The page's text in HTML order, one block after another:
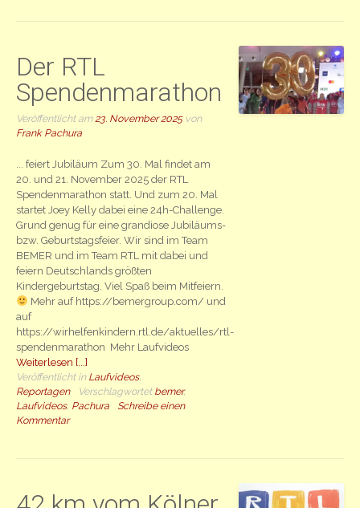
Der RTL
Spendenmarathon
Veröffentlicht am23. November 2025von
Frank Pachura
... feiert Jubiläum Zum 30. Mal findet am
20. und 21. November 2025 der RTL
Spendenmarathon statt. Und zum 20. Mal
startet Joey Kelly dabei eine 24h-Challenge.
Grund genug für eine grandiose Jubiläums-
bzw. Geburtstagsfeier. Wir sind im Team
BEMER und im Team RTL mit dabei und
feiern Deutschlands größten
Kindergeburtstag. Viel Spaß beim Mitfeiern.
Mehr auf https://bemergroup.com/ und
auf
https://wirhelfenkindern.rtl.de/aktuelles/rtl-
spendenmarathon Mehr Laufvideos
Weiterlesen [...]
Veröffentlicht in Laufvideos,
Reportagen
Verschlagwortet bemer,
Laufvideos, Pachura
Schreibe einen
Kommentar